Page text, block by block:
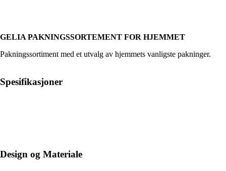
GELIA PAKNINGSSORTEMENT FOR HJEMMET
Pakningssortiment med et utvalg av hjemmets vanligste pakninger.
Spesifikasjoner
Design og Materiale